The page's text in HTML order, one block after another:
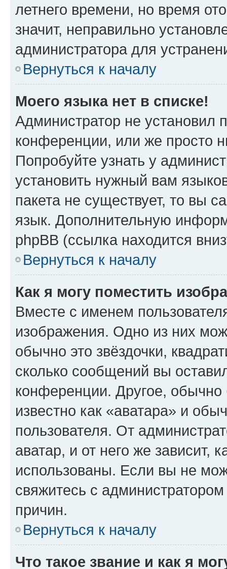
летнего времени, но время
значит, неправильно
администратора для
Вернуться к началу
Моего языка нет в списке!
Администратор не установил
конференции, или же просто
Попробуйте узнать у
установить нужный вам
пакета не существует, то вы
язык. Дополнительную
phpBB (ссылка находится
Вернуться к началу
Как я могу поместить
Вместе с именем
изображения. Одно из них
обычно это звёздочки,
сколько сообщений вы
конференции. Другое,
известно как «аватара» и
пользователя. От
аватар, и от него же зависит,
использованы. Если вы не
свяжитесь с
причин.
Вернуться к началу
Что такое звание и как я